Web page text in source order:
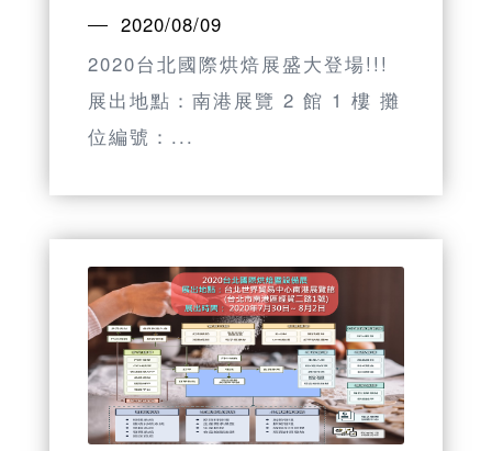
2020/08/09
2020台北國際烘焙展盛大登場!!!
展出地點：南港展覽 2 館 1 樓 攤
位編號：...